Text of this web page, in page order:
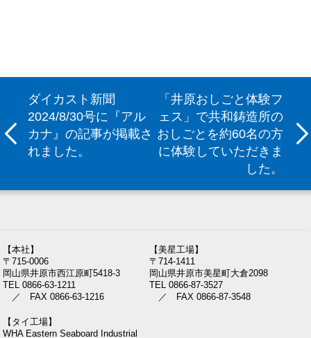
ダイカスト新聞
2024/8/30号に『アル
カナ』の記事が掲載さ
れました。
「井原おしごと体験フ
ェス」で共和鋳造所の
おしごとを約60名の方
に体験していただきま
した。
【本社】
〒715-0006
岡山県井原市西江原町5418-3
TEL 0866-63-1211
／ FAX 0866-63-1216
【美星工場】
〒714-1411
岡山県井原市美星町大倉2098
TEL 0866-87-3527
／ FAX 0866-87-3548
【タイ工場】
WHA Eastern Seaboard Industrial